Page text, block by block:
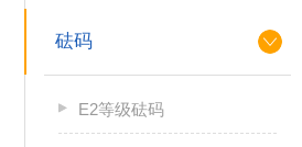
砝码
E2等级砝码